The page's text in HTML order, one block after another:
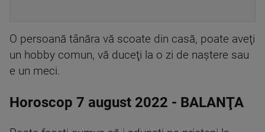
O persoană tânăra vă scoate din casă, poate aveţi
un hobby comun, vă duceţi la o zi de naştere sau
e un meci.
Horoscop 7 august 2022 - BALANŢA